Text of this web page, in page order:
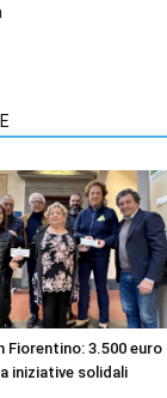
Fiorentino: 3.500 euro
iniziative solidali